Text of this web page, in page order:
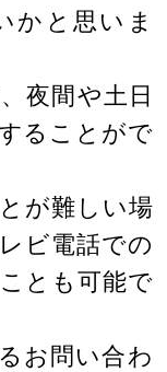
かと思いま
夜間や土日
ることがで
が難しい場
ビ電話での
とも可能で
お問い合わ